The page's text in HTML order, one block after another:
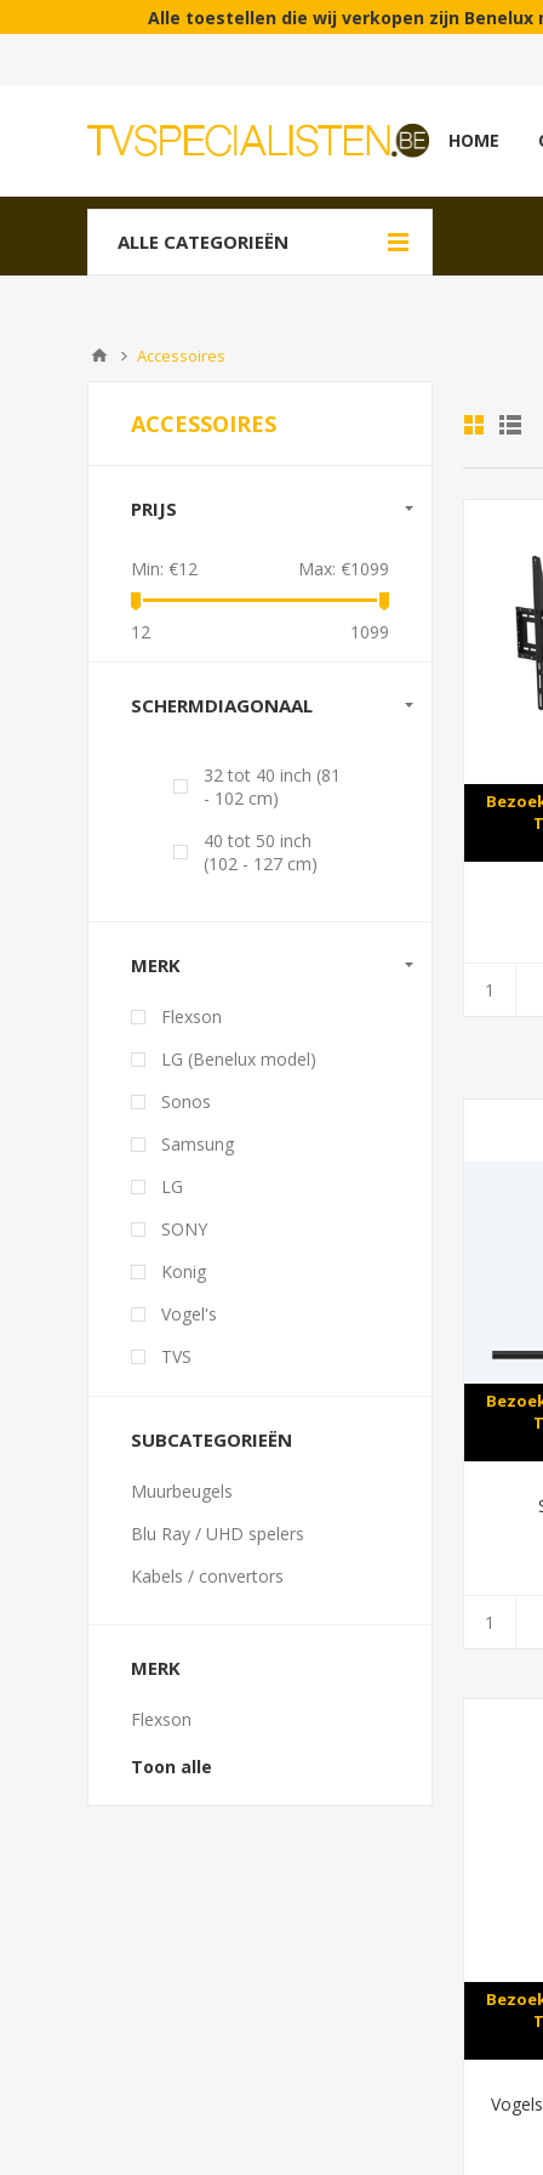
Alle toestellen die wij verkopen zijn Benelux modellen! | In
HOME
ALLE CATEGORIEËN
Accessoires
ACCESSOIRES
PRIJS
Min: €12 Max: €1099
12 1099
SCHERMDIAGONAAL
32 tot 40 inch (81
- 102 cm)
40 tot 50 inch
(102 - 127 cm)
MERK
Flexson
LG (Benelux model)
Sonos
Samsung
LG
SONY
Konig
Vogel's
TVS
SUBCATEGORIEËN
Muurbeugels
Blu Ray / UHD spelers
Kabels / convertors
MERK
Flexson
Toon alle